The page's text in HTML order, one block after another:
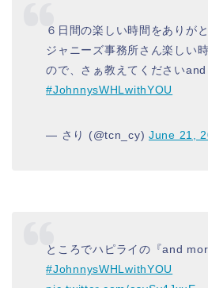
６日間の楽しい時間をありが
ジャニーズ事務所さん楽しい
ので、さぁ教えてください
#JohnnysWHLwithYOU
— さり (@tcn_cy) June 21,
ところでハピライの『and
#JohnnysWHLwithYOU